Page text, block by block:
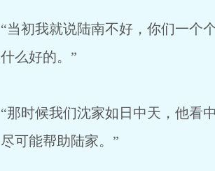
“当初我就说陆南不好，你们一个
什么好的。”
“那时候我们沈家如日中天，他看
尽可能帮助陆家。”